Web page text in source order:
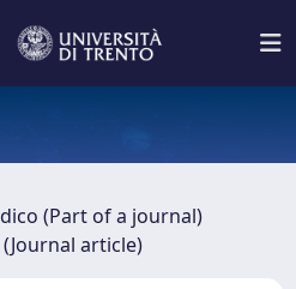
(Part of a journal)
article)